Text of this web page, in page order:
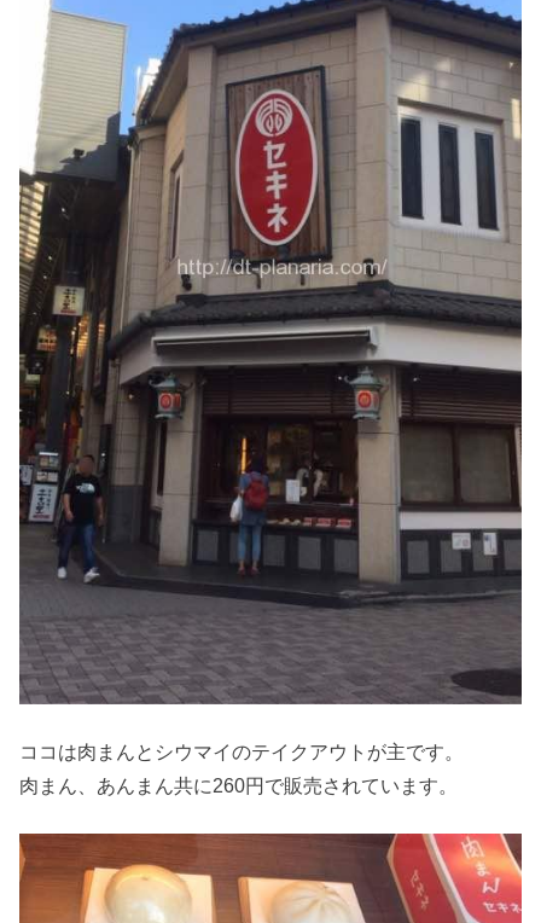
ココは肉まんとシウマイのテイクアウトが主です。
肉まん、あんまん共に260円で販売されています。